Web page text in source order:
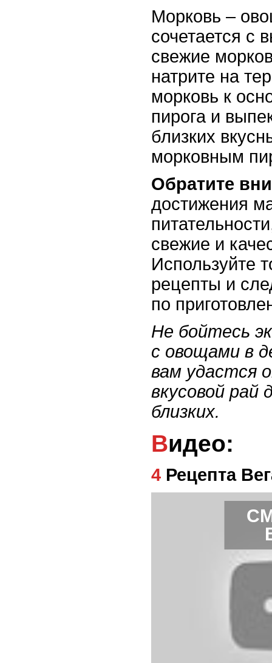
Морковь –
сочетается с
свежие
натрите на
морковь к
пирога и
близких
морковным
Обратите
достижения
свежие и
Используйте
рецепты и
по
Не бойтесь
с овощами в
вам удастся
вкусовой рай
близких.
Видео:
4 Рецепта